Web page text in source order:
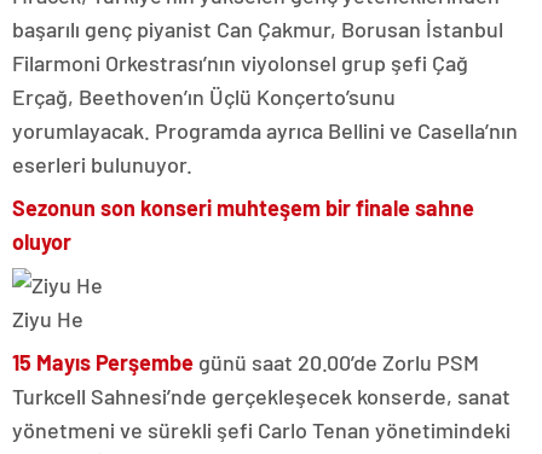
başarılı genç piyanist Can Çakmur, Borusan İstanbul
Filarmoni Orkestrası’nın viyolonsel grup şefi Çağ
Erçağ, Beethoven’ın Üçlü Konçerto’sunu
yorumlayacak. Programda ayrıca Bellini ve Casella’nın
eserleri bulunuyor.
Sezonun son konseri muhteşem bir finale sahne
oluyor
Ziyu He
15 Mayıs Perşembe günü saat 20.00’de Zorlu PSM
Turkcell Sahnesi’nde gerçekleşecek konserde, sanat
yönetmeni ve sürekli şefi Carlo Tenan yönetimindeki